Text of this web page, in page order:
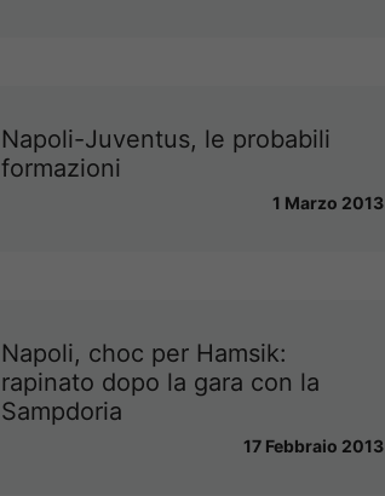
Napoli-Juventus, le probabili
formazioni
1 Marzo 2013
Napoli, choc per Hamsik:
rapinato dopo la gara con la
Sampdoria
17 Febbraio 2013